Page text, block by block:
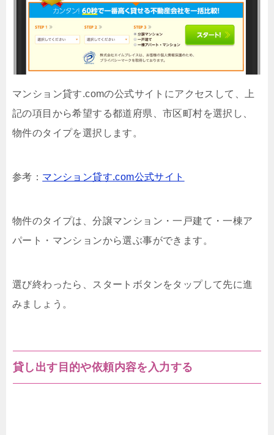
マンション貸す.comの公式サイトにアクセスして、上
記の項目から希望する都道府県、市区町村を選択し、
物件のタイプを選択します。
参考： マンション貸す.com公式サイト
物件のタイプは、分譲マンション・一戸建て・一棟ア
パート・マンションから選ぶ事ができます。
選び終わったら、スタートボタンをタップして先に進
みましょう。
貸し出す目的や依頼内容を入力する